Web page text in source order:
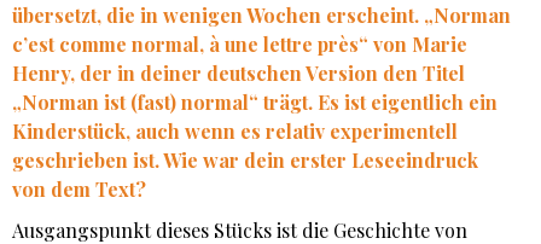
übersetzt, die in wenigen Wochen erscheint. „Norman
c’est comme normal, à une lettre près“ von Marie
Henry, der in deiner deutschen Version den Titel
„Norman ist (fast) normal“ trägt. Es ist eigentlich ein
Kinderstück, auch wenn es relativ experimentell
geschrieben ist. Wie war dein erster Leseeindruck
von dem Text?
Ausgangspunkt dieses Stücks ist die Geschichte von